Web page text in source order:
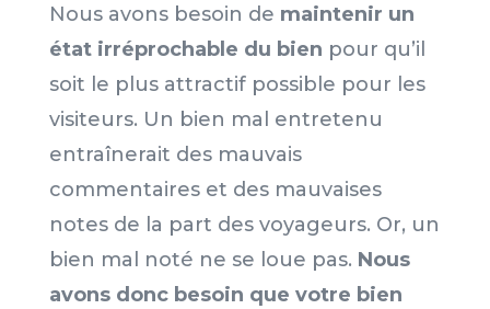
Nous avons besoin de maintenir un
état irréprochable du bien pour qu’il
soit le plus attractif possible pour les
visiteurs. Un bien mal entretenu
entraînerait des mauvais
commentaires et des mauvaises
notes de la part des voyageurs. Or, un
bien mal noté ne se loue pas. Nous
avons donc besoin que votre bien